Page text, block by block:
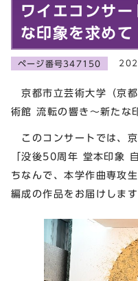
ワイエコンサ
な印象を求めて
ページ番号347150
京都市立芸術大学（京
術館 流転の響き～新たな
このコンサートでは、
「没後50周年 堂本印象
ちなんで、本学作曲専攻
編成の作品をお届けします